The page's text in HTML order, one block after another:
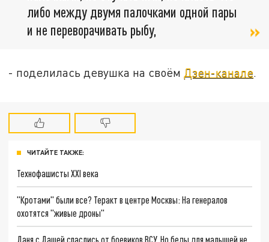
либо между двумя палочками одной пары
и не переворачивать рыбу,
- поделилась девушка на своём Дзен-канале
ЧИТАЙТЕ ТАКЖЕ:
Технофашисты XXI века
"Кротами" были все? Теракт в центре Москвы: На генералов
охотятся "живые дроны"
Даня с Дашей спаслись от боевиков ВСУ. Но беды для малышей не